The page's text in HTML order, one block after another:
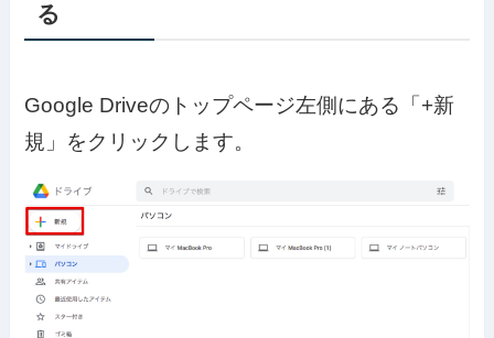
る
Google Driveのトップページ左側にある「+新
規」をクリックします。